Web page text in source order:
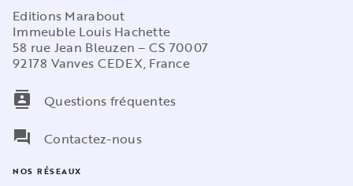
Editions Marabout
Immeuble Louis Hachette
58 rue Jean Bleuzen – CS 70007
92178 Vanves CEDEX, France
contacts
Questions fréquentes
question_answer
Contactez-nous
NOS RÉSEAUX